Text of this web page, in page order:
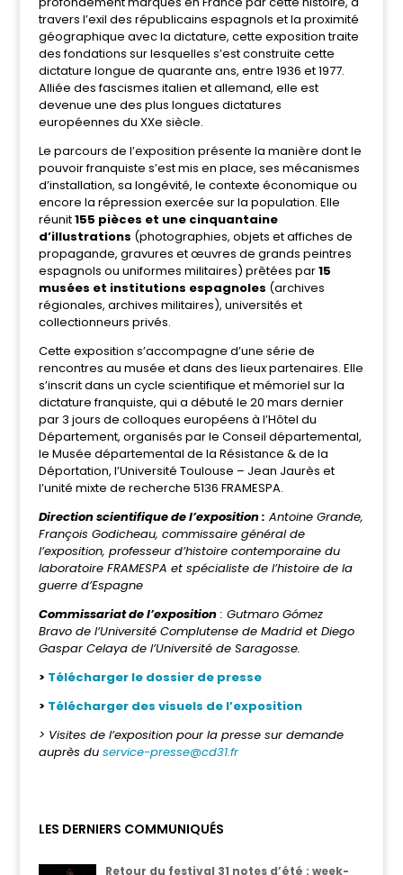
travers l’exil des républicains espagnols et la proximité
géographique avec la dictature, cette exposition traite
des fondations sur lesquelles s’est construite cette
dictature longue de quarante ans, entre 1936 et 1977.
Alliée des fascismes italien et allemand, elle est
devenue une des plus longues dictatures
européennes du XXe siècle.
Le parcours de l’exposition présente la manière dont le
pouvoir franquiste s’est mis en place, ses mécanismes
d’installation, sa longévité, le contexte économique ou
encore la répression exercée sur la population. Elle
réunit155 pièces et une cinquantaine
d’illustrations (photographies, objets et affiches de
propagande, gravures et œuvres de grands peintres
espagnols ou uniformes militaires) prêtées par15
musées et institutions espagnoles (archives
régionales, archives militaires), universités et
collectionneurs privés.
Cette exposition s’accompagne d’une série de
rencontres au musée et dans des lieux partenaires. Elle
s’inscrit dans un cycle scientifique et mémoriel sur la
dictature franquiste, qui a débuté le 20 mars dernier
par 3 jours de colloques européens à l’Hôtel du
Département, organisés par le Conseil départemental,
le Musée départemental de la Résistance & de la
Déportation, l’Université Toulouse – Jean Jaurès et
l’unité mixte de recherche 5136 FRAMESPA.
Direction scientifique de l’exposition : Antoine Grande,
François Godicheau, commissaire général de
l’exposition, professeur d’histoire contemporaine du
laboratoire FRAMESPA et spécialiste de l’histoire de la
guerre d’Espagne
Commissariat de l’exposition: Gutmaro Gómez
Bravo de l’Université Complutense de Madrid et Diego
Gaspar Celaya de l’Université de Saragosse.
> Télécharger le dossier de presse
> Télécharger des visuels de l’exposition
> Visites de l’exposition pour la presse sur demande
auprès du service-presse@cd31.fr
LES DERNIERS COMMUNIQUÉS
Retour du festival 31 notes d’été : week-